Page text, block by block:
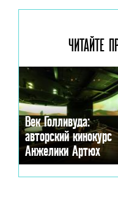
ЧИТАЙТЕ
Век Голливуда:
авторский кинокурс
Анжелики Артюх